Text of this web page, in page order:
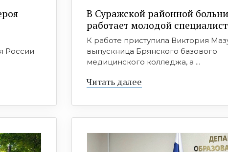
России
В Суражской районной
работает молодой специалист
К работе приступила Виктория
выпускница Брянского базового
медицинского колледжа, а ...
Читать далее